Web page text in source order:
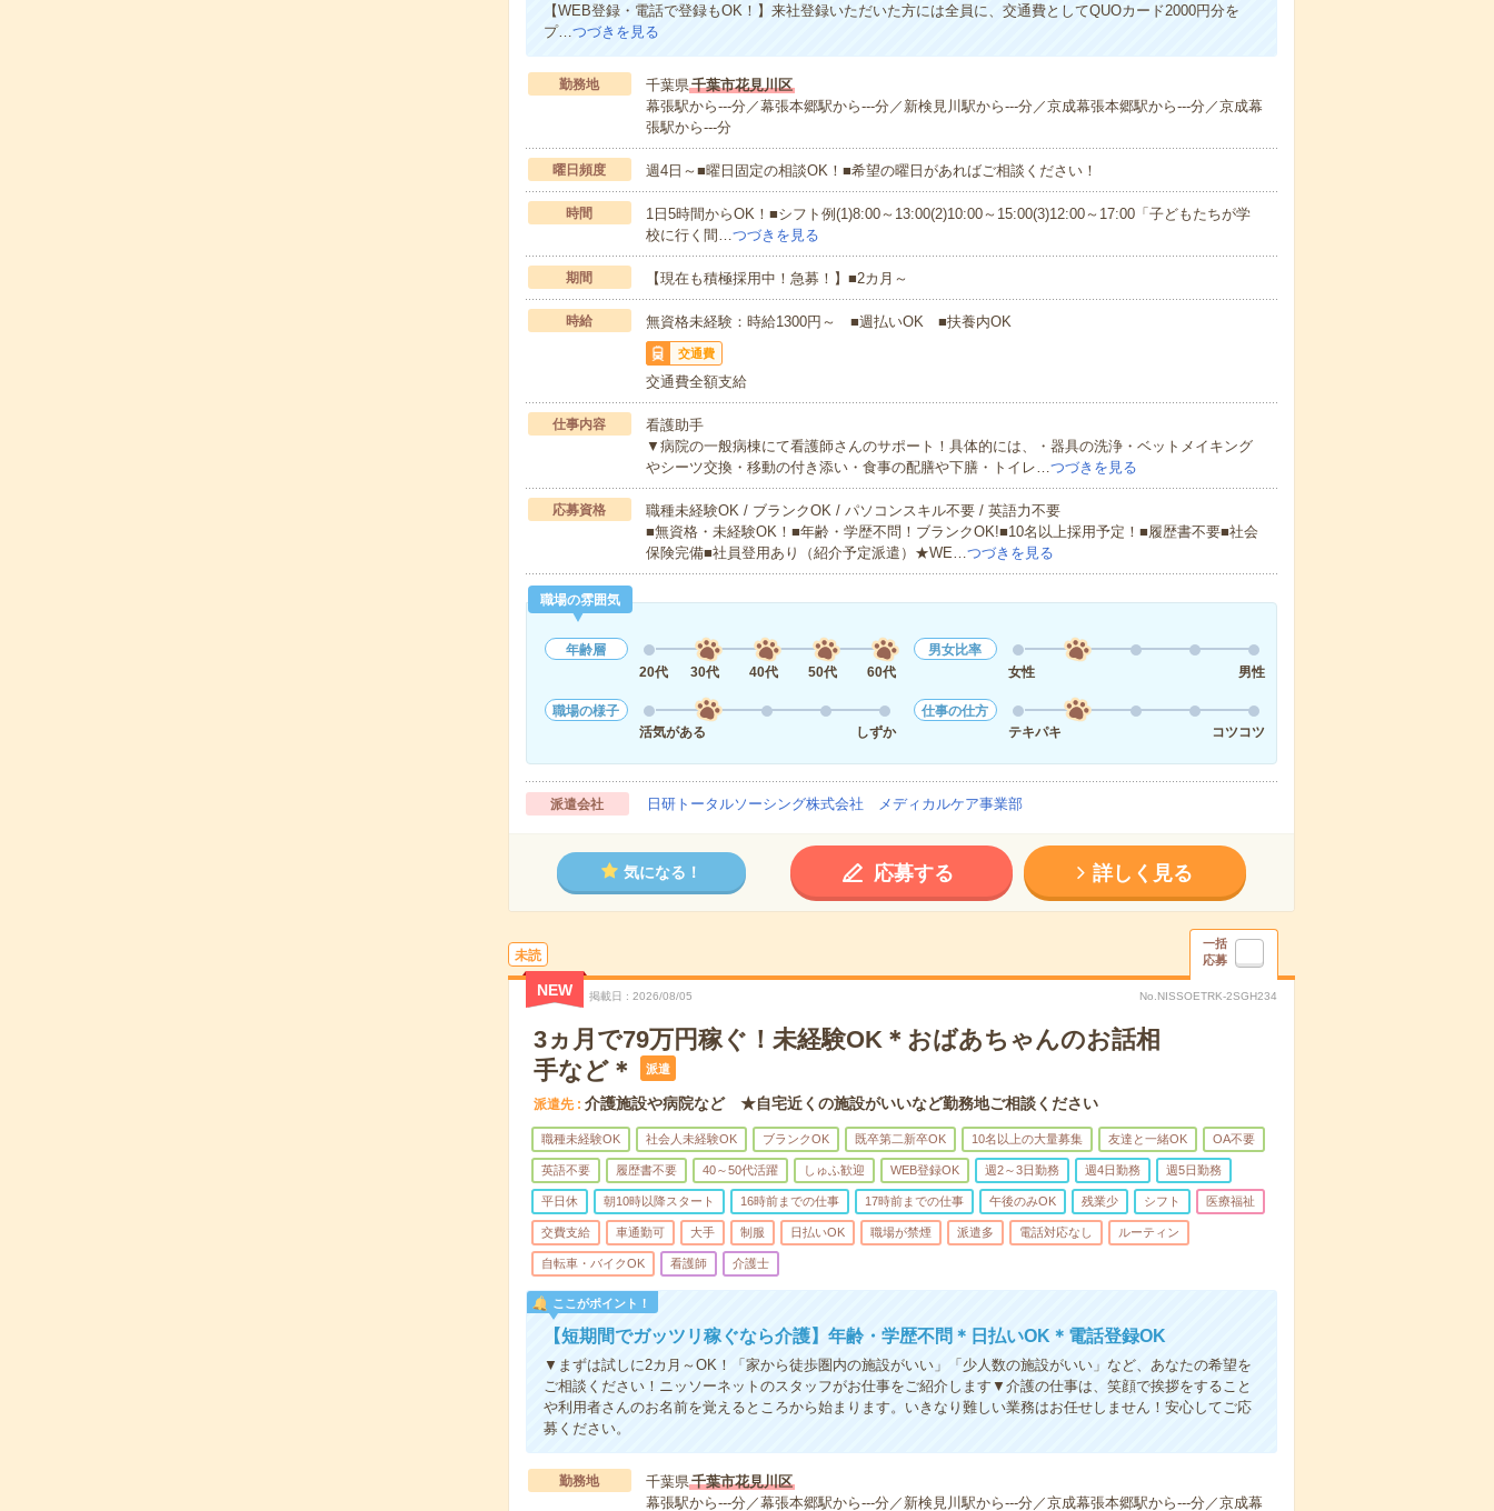
【WEB登録・電話で登録もOK！】来社登録いただいた方には全員に、交通費としてQUOカード2000円分を
プ…つづきを見る
勤務地 千葉県千葉市花見川区
幕張駅から---分／幕張本郷駅から---分／新検見川駅から---分／京成幕張本郷駅から---分／京成幕
張駅から---分
曜日頻度 週4日～■曜日固定の相談OK！■希望の曜日があればご相談ください！
時間
1日5時間からOK！■シフト例(1)8:00～13:00(2)10:00～15:00(3)12:00～17:00「子どもたちが学
校に行く間…つづきを見る
期間 【現在も積極採用中！急募！】■2カ月～
時給 無資格未経験：時給1300円～ ■週払いOK ■扶養内OK
交通費
交通費全額支給
仕事内容
看護助手
▼病院の一般病棟にて看護師さんのサポート！具体的には、・器具の洗浄・ベットメイキング
やシーツ交換・移動の付き添い・食事の配膳や下膳・トイレ…つづきを見る
応募資格
職種未経験OK / ブランクOK / パソコンスキル不要 / 英語力不要
■無資格・未経験OK！■年齢・学歴不問！ブランクOK!■10名以上採用予定！■履歴書不要■社会
保険完備■社員登用あり（紹介予定派遣）★WE…つづきを見る
職場の雰囲気
年齢層
20代
30代 40代 50代 60代
男女比率
女性
男性
職場の様子
活気がある
しずか
仕事の仕方
テキパキ
コツコツ
派遣会社 日研トータルソーシング株式会社 メディカルケア事業部
気になる！ 応募する 詳しく見る
未読
一括
応募
NEW 掲載日 2026/08/05 No.NISSOETRK-2SGH234
3ヵ月で79万円稼ぐ！未経験OK＊おばあちゃんのお話相
手など＊
派遣
派遣先 介護施設や病院など ★自宅近くの施設がいいなど勤務地ご相談ください
職種未経験OK 社会人未経験OK ブランクOK 既卒第二新卒OK 10名以上の大量募集 友達と一緒OK OA不要
英語不要 履歴書不要 40～50代活躍 しゅふ歓迎 WEB登録OK 週2～3日勤務 週4日勤務 週5日勤務
平日休 朝10時以降スタート 16時前までの仕事 17時前までの仕事 午後のみOK 残業少 シフト 医療福祉
交費支給 車通勤可 大手 制服 日払いOK 職場が禁煙 派遣多 電話対応なし ルーティン
自転車・バイクOK 看護師 介護士
ここがポイント！
【短期間でガッツリ稼ぐなら介護】年齢・学歴不問＊日払いOK＊電話登録OK
▼まずは試しに2カ月～OK！「家から徒歩圏内の施設がいい」「少人数の施設がいい」など、あなたの希望を
ご相談ください！ニッソーネットのスタッフがお仕事をご紹介します▼介護の仕事は、笑顔で挨拶をすること
や利用者さんのお名前を覚えるところから始まります。いきなり難しい業務はお任せしません！安心してご応
募ください。
勤務地 千葉県千葉市花見川区
幕張駅から---分／幕張本郷駅から---分／新検見川駅から---分／京成幕張本郷駅から---分／京成幕